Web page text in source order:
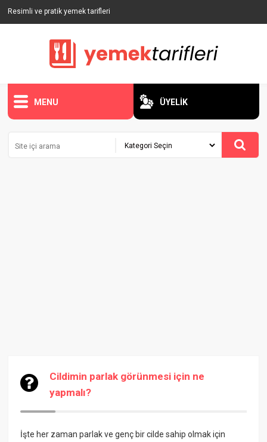
Resimli ve pratik yemek tarifleri
MENU ÜYELİK
Cildimin parlak görünmesi için ne
yapmalı?
İşte her zaman parlak ve genç bir cilde sahip olmak için